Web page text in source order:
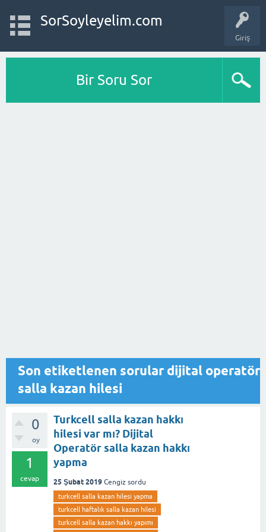
Giriş
SorSoyleyelim.com
Bir Soru Sor
Son etiketlenen sorular dijital operatör
salla kazan hilesi
0
oy
1
cevap
Turkcell salla kazan hakkı
hilesi var mı? Dijital
Operatör salla kazan hakkı
yapma
25 Şubat 2019 Cengiz sordu
turkcell salla kazan hilesi yapma
turkcell haftalık salla kazan hilesi
turkcell salla kazan hakkı yapımı